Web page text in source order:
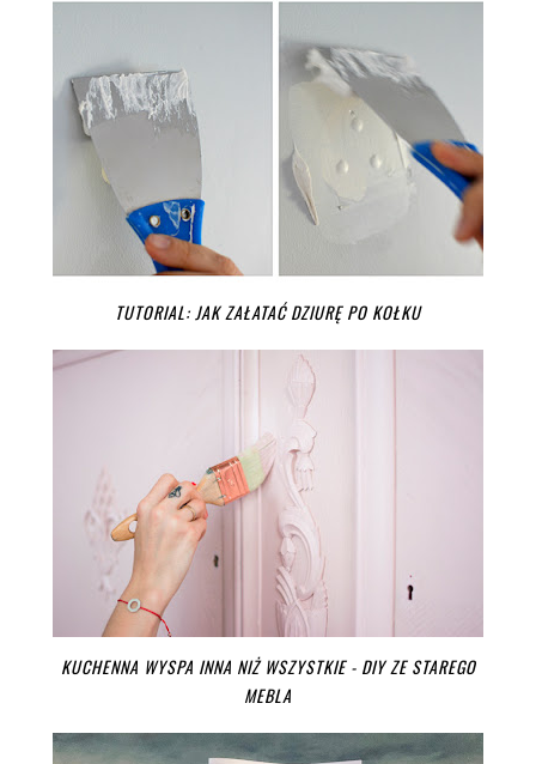
TUTORIAL: JAK ZAŁATAĆ DZIURĘ PO KOŁKU
KUCHENNA WYSPA INNA NIŻ WSZYSTKIE - DIY ZE STAREGO
MEBLA